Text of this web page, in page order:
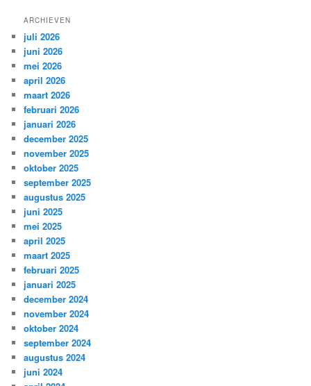
ARCHIEVEN
juli 2026
juni 2026
mei 2026
april 2026
maart 2026
februari 2026
januari 2026
december 2025
november 2025
oktober 2025
september 2025
augustus 2025
juni 2025
mei 2025
april 2025
maart 2025
februari 2025
januari 2025
december 2024
november 2024
oktober 2024
september 2024
augustus 2024
juni 2024